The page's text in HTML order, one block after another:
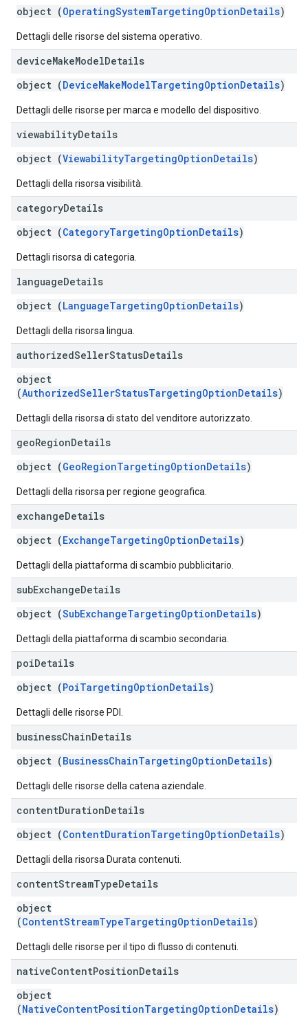
object (OperatingSystemTargetingOptionDetails)
Dettagli delle risorse del sistema operativo.
deviceMakeModelDetails
object (DeviceMakeModelTargetingOptionDetails)
Dettagli delle risorse per marca e modello del dispositivo.
viewabilityDetails
object (ViewabilityTargetingOptionDetails)
Dettagli della risorsa visibilità.
categoryDetails
object (CategoryTargetingOptionDetails)
Dettagli risorsa di categoria.
languageDetails
object (LanguageTargetingOptionDetails)
Dettagli della risorsa lingua.
authorizedSellerStatusDetails
object
(AuthorizedSellerStatusTargetingOptionDetails)
Dettagli della risorsa di stato del venditore autorizzato.
geoRegionDetails
object (GeoRegionTargetingOptionDetails)
Dettagli della risorsa per regione geografica.
exchangeDetails
object (ExchangeTargetingOptionDetails)
Dettagli della piattaforma di scambio pubblicitario.
subExchangeDetails
object (SubExchangeTargetingOptionDetails)
Dettagli della piattaforma di scambio secondaria.
poiDetails
object (PoiTargetingOptionDetails)
Dettagli delle risorse PDI.
businessChainDetails
object (BusinessChainTargetingOptionDetails)
Dettagli delle risorse della catena aziendale.
contentDurationDetails
object (ContentDurationTargetingOptionDetails)
Dettagli della risorsa Durata contenuti.
contentStreamTypeDetails
object
(ContentStreamTypeTargetingOptionDetails)
Dettagli delle risorse per il tipo di flusso di contenuti.
nativeContentPositionDetails
object
(NativeContentPositionTargetingOptionDetails)